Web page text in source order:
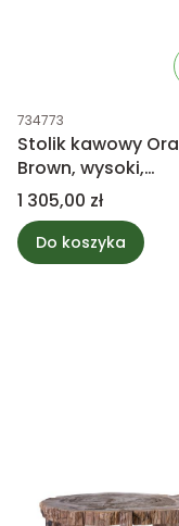
Kod produktu
734773
Stolik kawowy Ora
Brown, wysoki,
marmurowy PTMD
Collection
Cena
1 305,00 zł
Do koszyka